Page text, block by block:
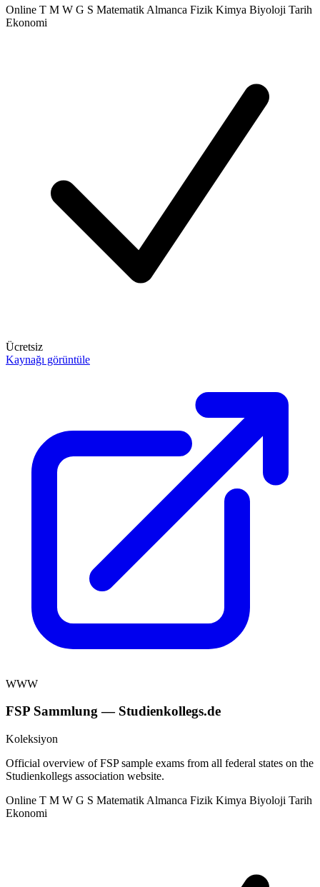
Online T M W G S Matematik Almanca Fizik Kimya Biyoloji Tarih
Ekonomi
Ücretsiz
Kaynağı görüntüle
WWW
FSP Sammlung — Studienkollegs.de
Koleksiyon
Official overview of FSP sample exams from all federal states on the
Studienkollegs association website.
Online T M W G S Matematik Almanca Fizik Kimya Biyoloji Tarih
Ekonomi